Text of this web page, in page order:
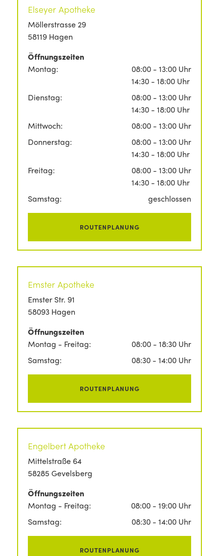
Elseyer Apotheke
Möllerstrasse 29
58119 Hagen
Öffnungszeiten
Montag:
08:00 - 13:00 Uhr
14:30 - 18:00 Uhr
Dienstag:
08:00 - 13:00 Uhr
14:30 - 18:00 Uhr
Mittwoch:
08:00 - 13:00 Uhr
Donnerstag:
08:00 - 13:00 Uhr
14:30 - 18:00 Uhr
Freitag:
08:00 - 13:00 Uhr
14:30 - 18:00 Uhr
Samstag:
geschlossen
ROUTENPLANUNG
Emster Apotheke
Emster Str. 91
58093 Hagen
Öffnungszeiten
Montag - Freitag:
08:00 - 18:30 Uhr
Samstag:
08:30 - 14:00 Uhr
ROUTENPLANUNG
Engelbert Apotheke
Mittelstraße 64
58285 Gevelsberg
Öffnungszeiten
Montag - Freitag:
08:00 - 19:00 Uhr
Samstag:
08:30 - 14:00 Uhr
ROUTENPLANUNG